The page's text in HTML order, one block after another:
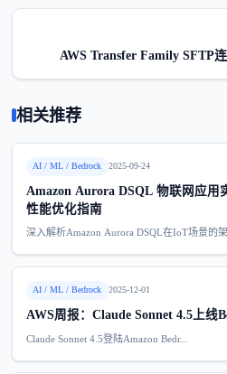
AWS Transfer Family SFTP
相关推荐
AI / ML / Bedrock 2025-09-24
Amazon Aurora DSQL 物联网应用
性能优化指南
深入解析Amazon Aurora DSQL在IoT场景的架
AI / ML / Bedrock 2025-12-01
AWS周报：Claude Sonnet 4.5上线
Claude Sonnet 4.5登陆Amazon Bedr...